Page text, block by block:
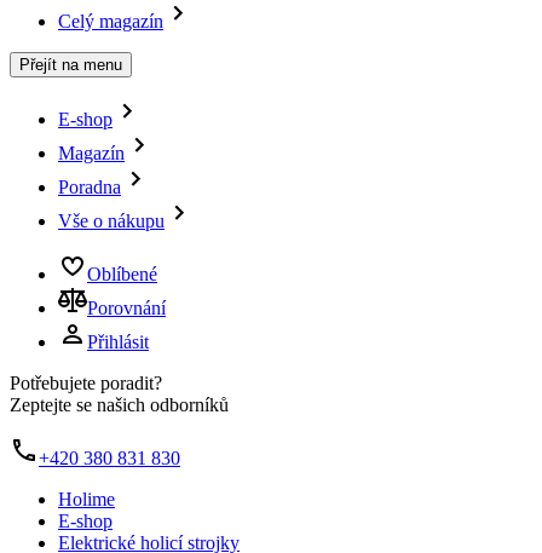
Celý magazín
Přejít na menu
E-shop
Magazín
Poradna
Vše o nákupu
Oblíbené
Porovnání
Přihlásit
Potřebujete poradit?
Zeptejte se našich odborníků
+420 380 831 830
Holime
E-shop
Elektrické holicí strojky